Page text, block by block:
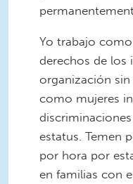
Yo trabajo
derechos de los
organización
como mujeres
estatus. Temen
por hora por
en familias con